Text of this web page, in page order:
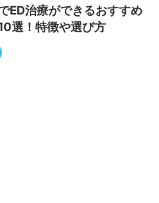
ED治療ができるおすすめ
選！特徴や選び方